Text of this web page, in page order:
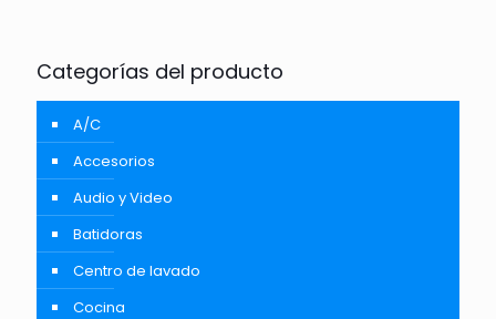
Categorías del producto
A/C
Accesorios
Audio y Video
Batidoras
Centro de lavado
Cocina